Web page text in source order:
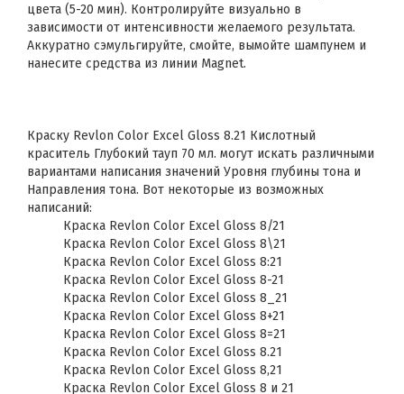
цвета (5-20 мин). Контролируйте визуально в
зависимости от интенсивности желаемого результата.
Аккуратно сэмульгируйте, смойте, вымойте шампунем и
нанесите средства из линии Magnet.
Краску Revlon Color Excel Gloss 8.21 Кислотный
краситель Глубокий тауп 70 мл. могут искать различными
вариантами написания значений Уровня глубины тона и
Направления тона. Вот некоторые из возможных
написаний:
Краска Revlon Color Excel Gloss 8/21
Краска Revlon Color Excel Gloss 8\21
Краска Revlon Color Excel Gloss 8:21
Краска Revlon Color Excel Gloss 8-21
Краска Revlon Color Excel Gloss 8_21
Краска Revlon Color Excel Gloss 8+21
Краска Revlon Color Excel Gloss 8=21
Краска Revlon Color Excel Gloss 8.21
Краска Revlon Color Excel Gloss 8,21
Краска Revlon Color Excel Gloss 8 и 21